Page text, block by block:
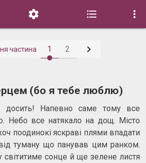
  
частина 1 2 
(бо я тебе люблю)
досить! Напевно саме тому все
Небо все натякало на дощ. Місто
поодинокі яскраві плями впадати
туману що панував цим ранком.
сонце й ще зелене листя